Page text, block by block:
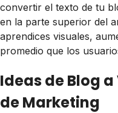
convertir el texto de tu
en la parte superior del
aprendices visuales,
promedio que los
Ideas de Blog
de Marketing